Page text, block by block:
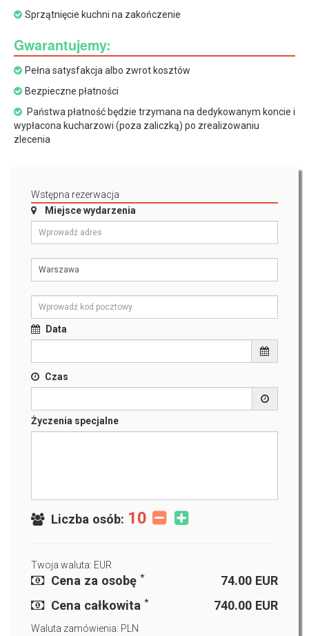
Sprzątnięcie kuchni na zakończenie
Gwarantujemy:
Pełna satysfakcja albo zwrot kosztów
Bezpieczne płatności
Państwa płatność będzie trzymana na dedykowanym koncie i
wypłacona kucharzowi (poza zaliczką) po zrealizowaniu
zlecenia
Wstępna rezerwacja
Miejsce wydarzenia
Data
Czas
Życzenia specjalne
Liczba osób: 10
Twoja waluta: EUR
Cena za osobę * EUR
74.00
Cena całkowita * EUR
740.00
Waluta zamówienia: PLN